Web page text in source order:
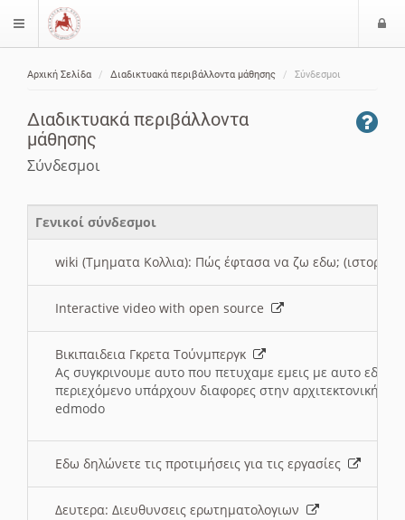
$langMenu
Αρχική Σελίδα Διαδικτυακά περιβάλλοντα μάθησης Σύνδεσμοι
Διαδικτυακά περιβάλλοντα
μάθησης
Σύνδεσμοι
Γενικοί σύνδεσμοι
wiki (Τμηματα Κολλια): Πώς έφτασα να ζω εδω; (ιστορια)
Interactive video with open source
Βικιπαιδεια Γκρετα Τούνμπεργκ
Ας συγκρινουμε αυτο που πετυχαμε εμεις με αυτο εδω
περιεχόμενο υπάρχουν διαφορες στην αρχιτεκτονική
edmodo
Εδω δηλώνετε τις προτιμήσεις για τις εργασίες
Δευτερα: Διευθυνσεις ερωτηματολογιων